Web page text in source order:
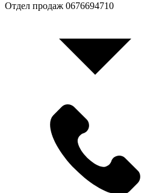
Отдел продаж 0676694710